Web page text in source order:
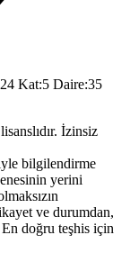
Kat:5 Daire:35
İzinsiz
bilgilendirme
yerini
ve durumdan,
doğru teşhis için